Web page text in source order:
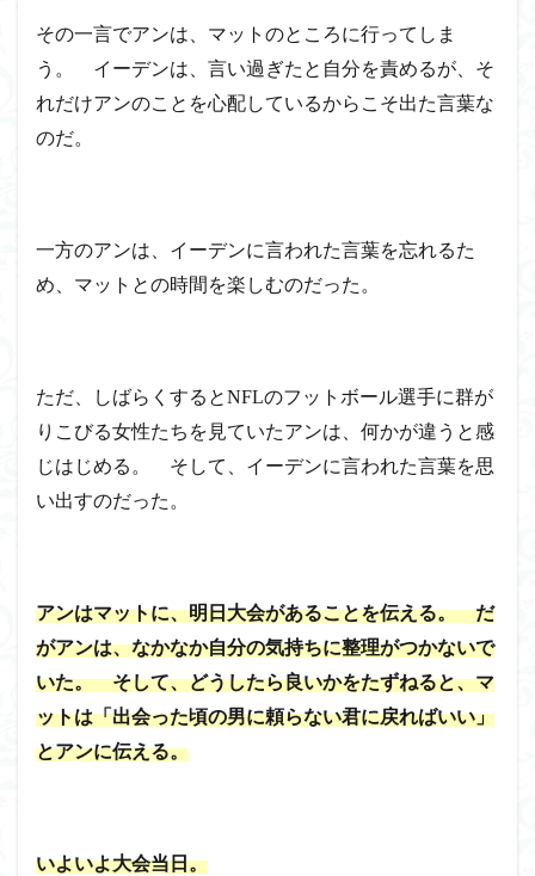
その一言でアンは、マットのところに行ってしま
う。 イーデンは、言い過ぎたと自分を責めるが、そ
れだけアンのことを心配しているからこそ出た言葉な
のだ。
一方のアンは、イーデンに言われた言葉を忘れるた
め、マットとの時間を楽しむのだった。
ただ、しばらくするとNFLのフットボール選手に群が
りこびる女性たちを見ていたアンは、何かが違うと感
じはじめる。 そして、イーデンに言われた言葉を思
い出すのだった。
アンはマットに、明日大会があることを伝える。 だ
がアンは、なかなか自分の気持ちに整理がつかないで
いた。 そして、どうしたら良いかをたずねると、マ
ットは「出会った頃の男に頼らない君に戻ればいい」
とアンに伝える。
いよいよ大会当日。